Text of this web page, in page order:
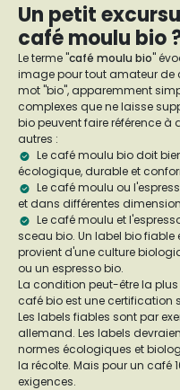
Un petit
café moulu bio
Le terme "café moulu bio"
image pour tout amateur de
mot "bio", apparemment
complexes que ne laisse
bio peuvent faire référence à
autres :
Le café moulu bio doit
écologique, durable et
Le café moulu ou
et dans différentes
Le café moulu et
sceau bio. Un label bio
provient d'une culture
ou un espresso bio.
La condition peut-être la
café bio est une certification
Les labels fiables sont par
allemand. Les labels
normes écologiques et
la récolte. Mais pour un café
exigences.